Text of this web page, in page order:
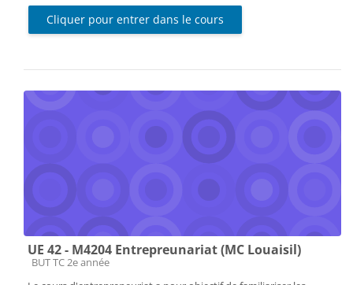
Cliquer pour entrer dans le cours
UE 42 - M4204 Entrepreunariat (MC Louaisil)
Catégorie de cours
BUT TC 2e année